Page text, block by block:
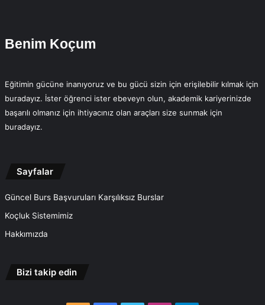
Benim Koçum
Eğitimin gücüne inanıyoruz ve bu gücü sizin için erişilebilir kılmak için
buradayız. İster öğrenci ister ebeveyn olun, akademik kariyerinizde
başarılı olmanız için ihtiyacınız olan araçları size sunmak için
buradayız.
Sayfalar
Güncel Burs Başvuruları Karşılıksız Burslar
Koçluk Sistemimiz
Hakkımızda
Bizi takip edin